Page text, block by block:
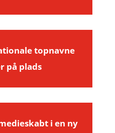
topnavne
på plads
i en ny